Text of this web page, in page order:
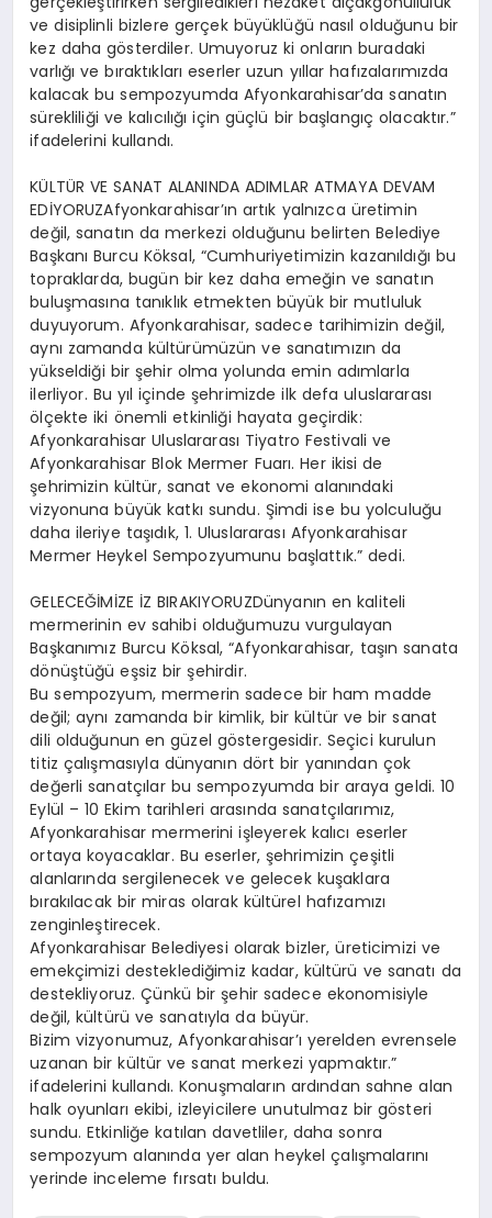
ve disiplinli bizlere gerçek büyüklüğü nasıl olduğunu bir
kez daha gösterdiler. Umuyoruz ki onların buradaki
varlığı ve bıraktıkları eserler uzun yıllar hafızalarımızda
kalacak bu sempozyumda Afyonkarahisar’da sanatın
sürekliliği ve kalıcılığı için güçlü bir başlangıç olacaktır.”
ifadelerini kullandı.
KÜLTÜR VE SANAT ALANINDA ADIMLAR ATMAYA DEVAM
EDİYORUZAfyonkarahisar’ın artık yalnızca üretimin
değil, sanatın da merkezi olduğunu belirten Belediye
Başkanı Burcu Köksal, “Cumhuriyetimizin kazanıldığı bu
topraklarda, bugün bir kez daha emeğin ve sanatın
buluşmasına tanıklık etmekten büyük bir mutluluk
duyuyorum. Afyonkarahisar, sadece tarihimizin değil,
aynı zamanda kültürümüzün ve sanatımızın da
yükseldiği bir şehir olma yolunda emin adımlarla
ilerliyor. Bu yıl içinde şehrimizde ilk defa uluslararası
ölçekte iki önemli etkinliği hayata geçirdik:
Afyonkarahisar Uluslararası Tiyatro Festivali ve
Afyonkarahisar Blok Mermer Fuarı. Her ikisi de
şehrimizin kültür, sanat ve ekonomi alanındaki
vizyonuna büyük katkı sundu. Şimdi ise bu yolculuğu
daha ileriye taşıdık, 1. Uluslararası Afyonkarahisar
Mermer Heykel Sempozyumunu başlattık.” dedi.
GELECEĞİMİZE İZ BIRAKIYORUZDünyanın en kaliteli
mermerinin ev sahibi olduğumuzu vurgulayan
Başkanımız Burcu Köksal, “Afyonkarahisar, taşın sanata
dönüştüğü eşsiz bir şehirdir.
Bu sempozyum, mermerin sadece bir ham madde
değil; aynı zamanda bir kimlik, bir kültür ve bir sanat
dili olduğunun en güzel göstergesidir. Seçici kurulun
titiz çalışmasıyla dünyanın dört bir yanından çok
değerli sanatçılar bu sempozyumda bir araya geldi. 10
Eylül – 10 Ekim tarihleri arasında sanatçılarımız,
Afyonkarahisar mermerini işleyerek kalıcı eserler
ortaya koyacaklar. Bu eserler, şehrimizin çeşitli
alanlarında sergilenecek ve gelecek kuşaklara
bırakılacak bir miras olarak kültürel hafızamızı
zenginleştirecek.
Afyonkarahisar Belediyesi olarak bizler, üreticimizi ve
emekçimizi desteklediğimiz kadar, kültürü ve sanatı da
destekliyoruz. Çünkü bir şehir sadece ekonomisiyle
değil, kültürü ve sanatıyla da büyür.
Bizim vizyonumuz, Afyonkarahisar’ı yerelden evrensele
uzanan bir kültür ve sanat merkezi yapmaktır.”
ifadelerini kullandı. Konuşmaların ardından sahne alan
halk oyunları ekibi, izleyicilere unutulmaz bir gösteri
sundu. Etkinliğe katılan davetliler, daha sonra
sempozyum alanında yer alan heykel çalışmalarını
yerinde inceleme fırsatı buldu.